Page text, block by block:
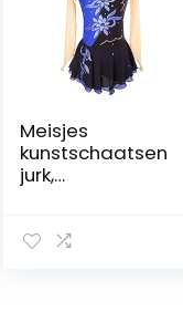
Meisjes
kunstschaatsen
jurk,
kleding ijs pak